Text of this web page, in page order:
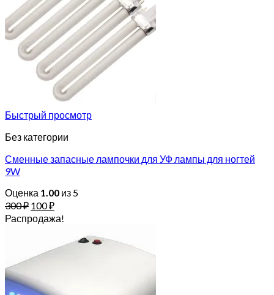
Быстрый просмотр
Без категории
Сменные запасные лампочки для УФ лампы для ногтей
9W
Оценка 1.00 из 5
300₽ 100₽
Распродажа!